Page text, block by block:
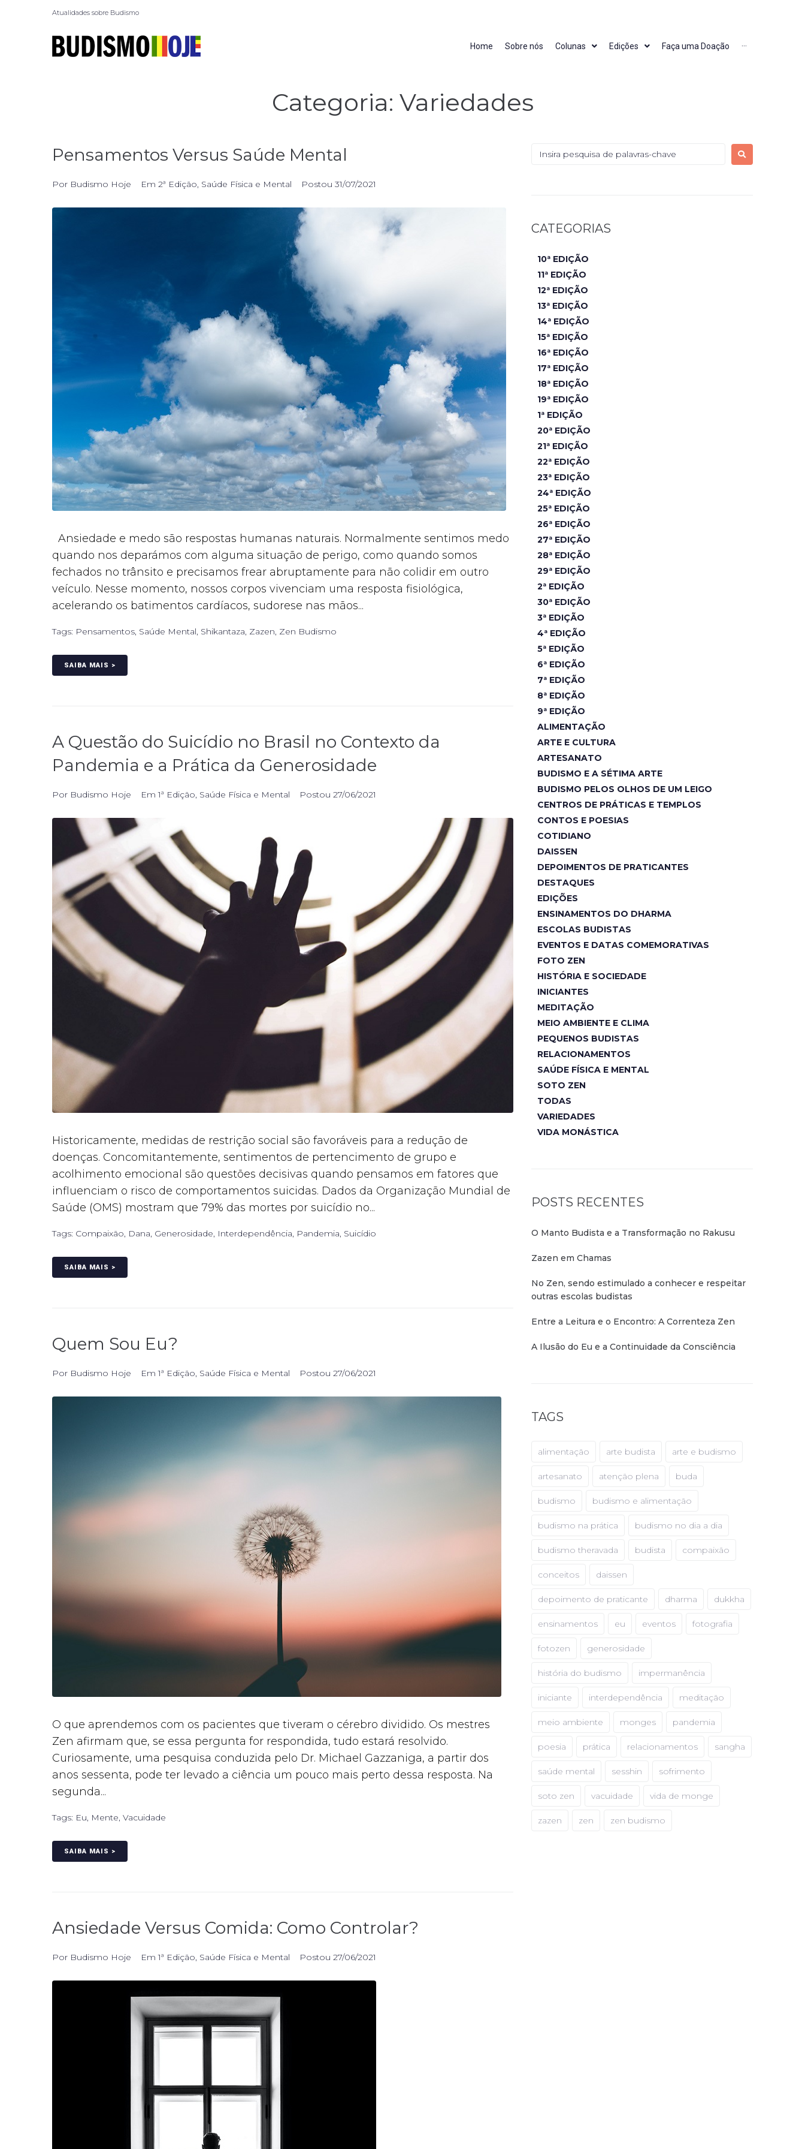
Atualidades sobre Budismo
Home Sobre nós Colunas Edições Faça uma Doação ···
Categoria: Variedades
Pensamentos Versus Saúde Mental
Por Budismo Hoje Em 2ª Edição, Saúde Física e Mental Postou 31/07/2021
Ansiedade e medo são respostas humanas naturais. Normalmente sentimos medo
quando nos deparámos com alguma situação de perigo, como quando somos
fechados no trânsito e precisamos frear abruptamente para não colidir em outro
veículo. Nesse momento, nossos corpos vivenciam uma resposta fisiológica,
acelerando os batimentos cardíacos, sudorese nas mãos...
Tags: Pensamentos, Saúde Mental, Shikantaza, Zazen, Zen Budismo
SAIBA MAIS >
A Questão do Suicídio no Brasil no Contexto da
Pandemia e a Prática da Generosidade
Por Budismo Hoje Em1ª Edição, Saúde Física e Mental Postou 27/06/2021
Historicamente, medidas de restrição social são favoráveis para a redução de
doenças. Concomitantemente, sentimentos de pertencimento de grupo e
acolhimento emocional são questões decisivas quando pensamos em fatores que
influenciam o risco de comportamentos suicidas. Dados da Organização Mundial de
Saúde (OMS) mostram que 79% das mortes por suicídio no...
Tags: Compaixão, Dana, Generosidade, Interdependência, Pandemia, Suicídio
SAIBA MAIS >
Quem Sou Eu?
Por Budismo Hoje Em1ª Edição, Saúde Física e Mental Postou 27/06/2021
O que aprendemos com os pacientes que tiveram o cérebro dividido. Os mestres
Zen afirmam que, se essa pergunta for respondida, tudo estará resolvido.
Curiosamente, uma pesquisa conduzida pelo Dr. Michael Gazzaniga, a partir dos
anos sessenta, pode ter levado a ciência um pouco mais perto dessa resposta. Na
segunda...
Tags: Eu, Mente, Vacuidade
SAIBA MAIS >
Ansiedade Versus Comida: Como Controlar?
Por Budismo Hoje Em1ª Edição, Saúde Física e Mental Postou 27/06/2021
CATEGORIAS
10ª EDIÇÃO
11ª EDIÇÃO
12ª EDIÇÃO
13ª EDIÇÃO
14ª EDIÇÃO
15ª EDIÇÃO
16ª EDIÇÃO
17ª EDIÇÃO
18ª EDIÇÃO
19ª EDIÇÃO
1ª EDIÇÃO
20ª EDIÇÃO
21ª EDIÇÃO
22ª EDIÇÃO
23ª EDIÇÃO
24ª EDIÇÃO
25ª EDIÇÃO
26ª EDIÇÃO
27ª EDIÇÃO
28ª EDIÇÃO
29ª EDIÇÃO
2ª EDIÇÃO
30ª EDIÇÃO
3ª EDIÇÃO
4ª EDIÇÃO
5ª EDIÇÃO
6ª EDIÇÃO
7ª EDIÇÃO
8ª EDIÇÃO
9ª EDIÇÃO
ALIMENTAÇÃO
ARTE E CULTURA
ARTESANATO
BUDISMO E A SÉTIMA ARTE
BUDISMO PELOS OLHOS DE UM LEIGO
CENTROS DE PRÁTICAS E TEMPLOS
CONTOS E POESIAS
COTIDIANO
DAISSEN
DEPOIMENTOS DE PRATICANTES
DESTAQUES
EDIÇÕES
ENSINAMENTOS DO DHARMA
ESCOLAS BUDISTAS
EVENTOS E DATAS COMEMORATIVAS
FOTO ZEN
HISTÓRIA E SOCIEDADE
INICIANTES
MEDITAÇÃO
MEIO AMBIENTE E CLIMA
PEQUENOS BUDISTAS
RELACIONAMENTOS
SAÚDE FÍSICA E MENTAL
SOTO ZEN
TODAS
VARIEDADES
VIDA MONÁSTICA
POSTS RECENTES
O Manto Budista e a Transformação no Rakusu
Zazen em Chamas
No Zen, sendo estimulado a conhecer e respeitar
outras escolas budistas
Entre a Leitura e o Encontro: A Correnteza Zen
A Ilusão do Eu e a Continuidade da Consciência
TAGS
alimentação arte budista arte e budismo
artesanato atenção plena buda
budismo budismo e alimentação
budismo na prática budismo no dia a dia
budismo theravada budista compaixão
conceitos daissen
depoimento de praticante dharma dukkha
ensinamentos eu eventos fotografia
fotozen generosidade
história do budismo impermanência
iniciante interdependência meditação
meio ambiente monges pandemia
poesia prática relacionamentos sangha
saúde mental sesshin sofrimento
soto zen vacuidade vida de monge
zazen zen zen budismo